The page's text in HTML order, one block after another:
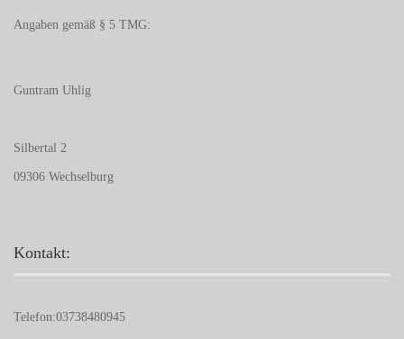
Angaben gemäß § 5 TMG:
Guntram Uhlig
Silbertal 2
09306 Wechselburg
Kontakt:
Telefon:03738480945